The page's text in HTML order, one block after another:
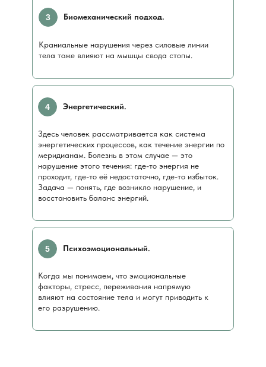
3 Биомеханический подход.
Краниальные нарушения через силовые линии
тела тоже влияют на мышцы свода стопы.
4 Энергетический.
Здесь человек рассматривается как система
энергетических процессов, как течение энергии по
меридианам. Болезнь в этом случае — это
нарушение этого течения: где-то энергия не
проходит, где-то её недостаточно, где-то избыток.
Задача — понять, где возникло нарушение, и
восстановить баланс энергий.
5 Психоэмоциональный.
Когда мы понимаем, что эмоциональные
факторы, стресс, переживания напрямую
влияют на состояние тела и могут приводить к
его разрушению.